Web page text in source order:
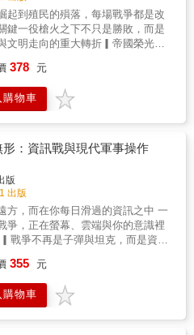
辨：當衝突不再有明確邊界，全球
，能否找到「終戰」的可能？
織，視為人類社會的巨寄生物。因
《瘟疫與人》的姊妹作。本書從動
花了近二十年的時間。作者在書中
方的興起》的批評。《西方的興
過往各個歷史時期裡軍事科技和政
互動關係，本書則對現代軍事和政
做出補述。因此，本書也可說是對
未結束、美蘇兩大強權對峙的一九
作者期待人類能組織全球政府，用
，讓戰爭的規模控制在可預期的範
果不走向這條道路，如果無法將武
生者）收束在人類的理性能力（宿
人類物種終將走向毀滅。這也是作
所呈現的淑世熱情與史觀。這本書
人類自行招致的戰亂帶來立即可
效的「解方」，但它的發現、假設
一個觀看視角，以及如同作者所期
更睿智的行動提供依據」。本書重
一世紀在中國興起的龐大市場經
支援】本書記錄1941年下半年至
國際局勢變化，聚焦英國如何一方
場繼續堅守，一方面逐步恢復戰
蘇援助與中東部署上展開關鍵行
詳述如何經由波斯走廊強化對蘇聯
成長。他以領袖視角剖析盟國間的
現實壓力，展現戰時聯盟的建立並
。【從十字軍行動到珍珠港事件】
逼退隆美爾於托布魯克，但整體戰
狀態。戰爭重心隨即因日本發動珍
迅速擴大，美國正式參戰，成為二
大轉折點。邱吉爾第一時間與羅斯
，描寫他在戰略與情勢劇變中如何
從孤軍奮戰走向大西洋同盟成形的
【大西洋航程與英美協商】書中後
領袖進行高層會談。這段「戰時航
現出戰略同盟逐漸具體化的過程，
一窺兩大強權如何協調戰略、劃分
起到殖民的殞落，每場戰爭都是改
鍵一役槍火之下不只是勝敗，而是
文明走向的重大轉折▎帝國榮光的
崛起與崩潰往往伴隨著腥風血雨的
羅河畔的古埃及到地中海霸主羅馬
行動不僅是擴張領土的手段，更是
透過王權爭鬥、奴隸反抗、城邦內
件，勾勒出古代世界的複雜權力結
會矛盾。▎宗教狂熱與民族意識，
爭 當信仰成為戰場，戰爭便不
的爭奪。從猶太地的起義到十字軍
斯蘭內部的分裂到基督教國家的權
教不僅塑造了信徒的精神世界，也
的疆界。本書以敏銳的視角梳理宗
突的演變脈絡，分析其如何深刻影
的歷史核心。▎農民鐮刀與貴族長
量 封建社會的鬆動往往從最底
始。中世紀以降，農民起義、領主
378 元
購物車
形：資訊戰與現代軍事操作
版
出版
方，而在你每日滑過的資訊之中 一
爭，正在螢幕、雲端與你的意識裡
於火力多寡，而是資訊誰先掌握。
析數位時代下的戰爭樣貌，從感測
算法調度，從演習模擬到即時作
355 元
購物車